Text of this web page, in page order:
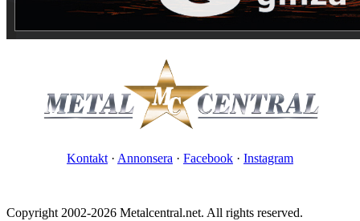
Kontakt · Annonsera · Facebook · Instagram
Copyright 2002-2026 Metalcentral.net. All rights reserved.